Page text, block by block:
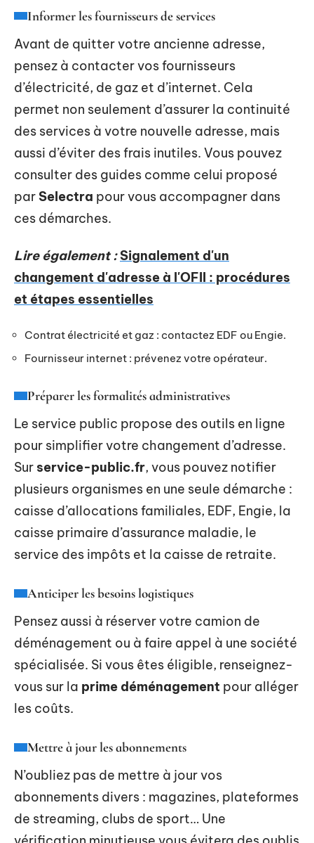
Informer les fournisseurs de services
Avant de quitter votre ancienne adresse,
pensez à contacter vos fournisseurs
d’électricité, de gaz et d’internet. Cela
permet non seulement d’assurer la continuité
des services à votre nouvelle adresse, mais
aussi d’éviter des frais inutiles. Vous pouvez
consulter des guides comme celui proposé
par Selectra pour vous accompagner dans
ces démarches.
Lire également : Signalement d'un
changement d'adresse à l'OFII : procédures
et étapes essentielles
Contrat électricité et gaz : contactez EDF ou Engie.
Fournisseur internet : prévenez votre opérateur.
Préparer les formalités administratives
Le service public propose des outils en ligne
pour simplifier votre changement d’adresse.
Sur service-public.fr, vous pouvez notifier
plusieurs organismes en une seule démarche :
caisse d’allocations familiales, EDF, Engie, la
caisse primaire d’assurance maladie, le
service des impôts et la caisse de retraite.
Anticiper les besoins logistiques
Pensez aussi à réserver votre camion de
déménagement ou à faire appel à une société
spécialisée. Si vous êtes éligible, renseignez-
vous sur la prime déménagement pour alléger
les coûts.
Mettre à jour les abonnements
N’oubliez pas de mettre à jour vos
abonnements divers : magazines, plateformes
de streaming, clubs de sport… Une